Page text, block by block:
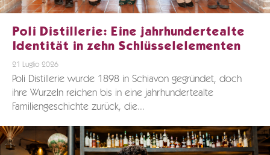
Poli Distillerie: Eine jahrhundertealte
Identität in zehn Schlüsselelementen
21 Luglio 2026
Poli Distillerie wurde 1898 in Schiavon gegründet, doch
ihre Wurzeln reichen bis in eine jahrhundertealte
Familiengeschichte zurück, die...